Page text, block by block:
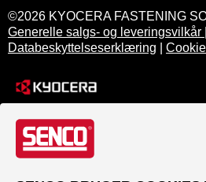
©2026 KYOCERA FASTENING
Generelle salgs- og leveringsvilkår
Databeskyttelseserklæring